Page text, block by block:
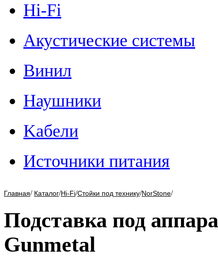
Hi-Fi
Акустические системы
Винил
Наушники
Kабели
Источники питания
Главная/ Каталог/Hi-Fi/Стойки под технику/NorStone/
Подставка под
Gunmetal